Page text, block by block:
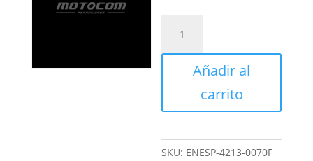
cantidad
Añadir al
carrito
SKU: ENESP-4213-0070F